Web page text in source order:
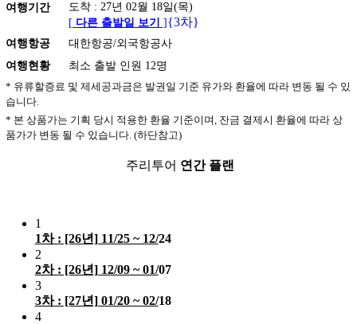
여행기간
도착 : 27년 02월 18일(목)
[ 다른 출발일 보기 ] {3차}
여행항공
대한항공/외국항공사
여행현황
최소 출발 인원 12명
* 유류할증료 및 제세공과금은 발권일 기준 유가와 환율에 따라 변동 될 수 있
습니다.
* 본 상품가는 기획 당시 적용한 환율 기준이며, 잔금 결제시 환율에 따라 상
품가가 변동 될 수 있습니다. (하단참고)
주리투어 연간 플랜
1
1차 : [26년] 11/25 ~ 12/24
2
2차 : [26년] 12/09 ~ 01/07
3
3차 : [27년] 01/20 ~ 02/18
4